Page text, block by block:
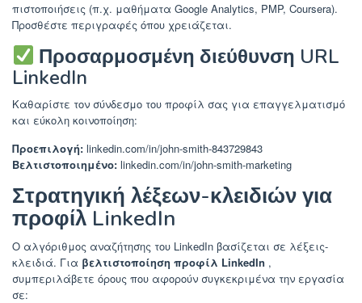
πιστοποιήσεις (π.χ. μαθήματα Google Analytics, PMP, Coursera).
Προσθέστε περιγραφές όπου χρειάζεται.
Προσαρμοσμένη διεύθυνση URL
LinkedIn
Καθαρίστε τον σύνδεσμο του προφίλ σας για επαγγελματισμό
και εύκολη κοινοποίηση:
Προεπιλογή: linkedin.com/in/john-smith-843729843
Βελτιστοποιημένο: linkedin.com/in/john-smith-marketing
Στρατηγική λέξεων-κλειδιών για
προφίλ LinkedIn
Ο αλγόριθμος αναζήτησης του LinkedIn βασίζεται σε λέξεις-
κλειδιά. Για βελτιστοποίηση προφίλ LinkedIn ,
συμπεριλάβετε όρους που αφορούν συγκεκριμένα την εργασία
σε: